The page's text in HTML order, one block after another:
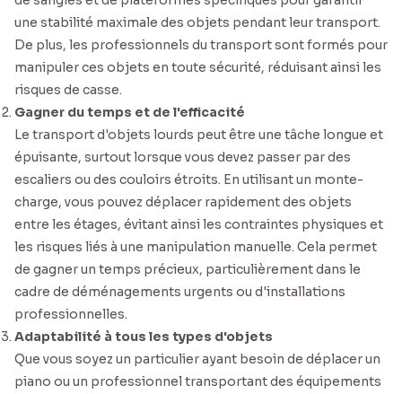
une stabilité maximale des objets pendant leur transport.
De plus, les professionnels du transport sont formés pour
manipuler ces objets en toute sécurité, réduisant ainsi les
risques de casse.
Gagner du temps et de l'efficacité
Le transport d'objets lourds peut être une tâche longue et
épuisante, surtout lorsque vous devez passer par des
escaliers ou des couloirs étroits. En utilisant un monte-
charge, vous pouvez déplacer rapidement des objets
entre les étages, évitant ainsi les contraintes physiques et
les risques liés à une manipulation manuelle. Cela permet
de gagner un temps précieux, particulièrement dans le
cadre de déménagements urgents ou d'installations
professionnelles.
Adaptabilité à tous les types d'objets
Que vous soyez un particulier ayant besoin de déplacer un
piano ou un professionnel transportant des équipements